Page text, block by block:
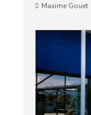
Maxime Gouet